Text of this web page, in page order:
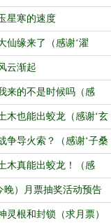
星寒的速度
仙缘来了（感谢‘濯
云渐起
来的不是时候吗（感
’送白真真10双丝袜）
木也能出蛟龙（感谢‘玄
姬喂同事成盟主）
争导火索？（感谢‘子桑
真10双丝袜）
木真能出蛟龙！（感
柒’送白真真10双丝袜）
晚）月票抽奖活动预告
灵根和封锁（求月票）